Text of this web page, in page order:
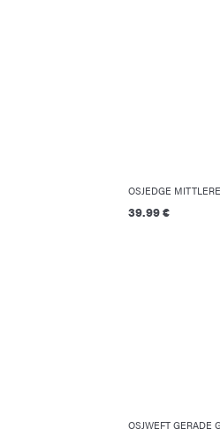
39.99 €